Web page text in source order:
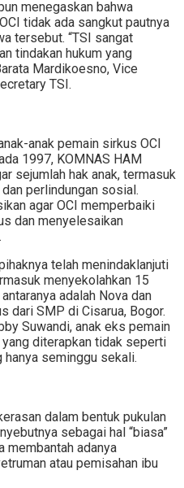
menegaskan bahwa
tidak ada sangkut pautnya
tersebut. “TSI sangat
tindakan hukum yang
Mardikoesno, Vice
TSI.
anak pemain sirkus OCI
1997, KOMNAS HAM
sejumlah hak anak, termasuk
perlindungan sosial.
agar OCI memperbaiki
dan menyelesaikan
telah menindaklanjuti
menyekolahkan 15
adalah Nova dan
dari SMP di Cisarua, Bogor.
Suwandi, anak eks pemain
diterapkan tidak seperti
seminggu sekali.
dalam bentuk pukulan
sebagai hal “biasa”
membantah adanya
atau pemisahan ibu